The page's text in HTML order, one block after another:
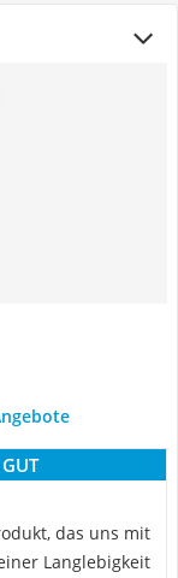
das uns mit
Langlebigkeit